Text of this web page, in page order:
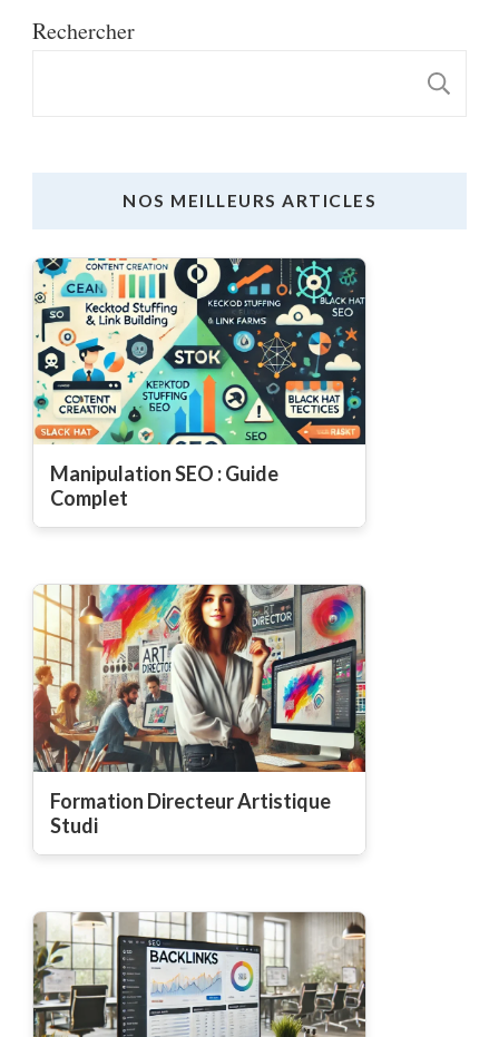
Rechercher
NOS MEILLEURS ARTICLES
Manipulation SEO : Guide
Complet
Formation Directeur Artistique
Studi